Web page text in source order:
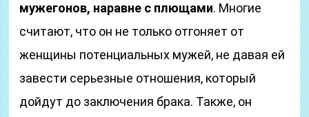
мужегонов, наравне с плющами. Многие
считают, что он не только отгоняет от
женщины потенциальных мужей, не давая ей
завести серьезные отношения, который
дойдут до заключения брака. Также, он